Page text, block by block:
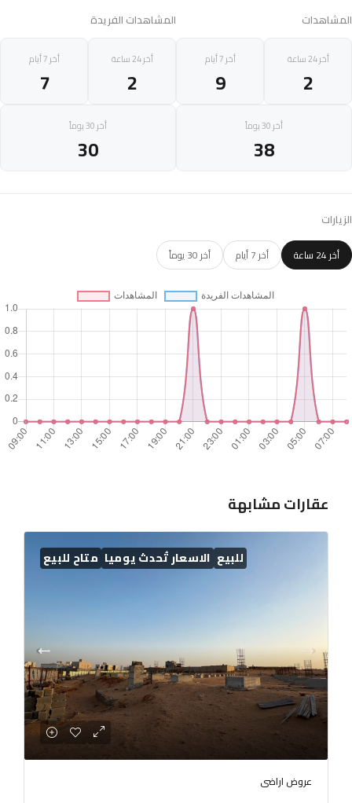
المشاهدات
أخر 24 ساعة
2
أخر 7 أيام
9
أخر 30 يوماً
38
المشاهدات الفريدة
أخر 24 ساعة
2
أخر 7 أيام
7
أخر 30 يوماً
30
الزيارات
أخر 24 ساعة أخر 7 أيام أخر 30 يوماً
عقارات مشابهة
للبيع الاسعار تُحدث يوميا متاح للبيع
عروض اراضى